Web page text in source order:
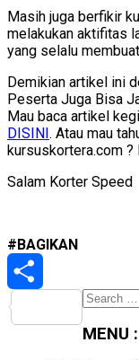
Masih juga berfikir
melakukan aktifitas
yang selalu
Demikian artikel ini
Peserta Juga Bisa
Mau baca artikel
DISINI. Atau mau
kursuskortera.com
Salam Korter Speed
#BAGIKAN
Share
Search
for:
MENU :